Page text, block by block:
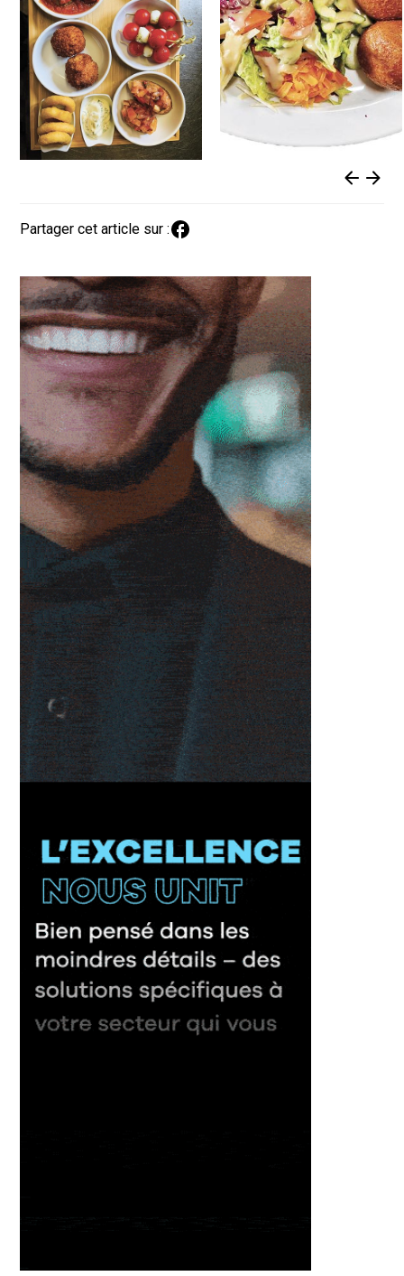
Partager cet article sur :